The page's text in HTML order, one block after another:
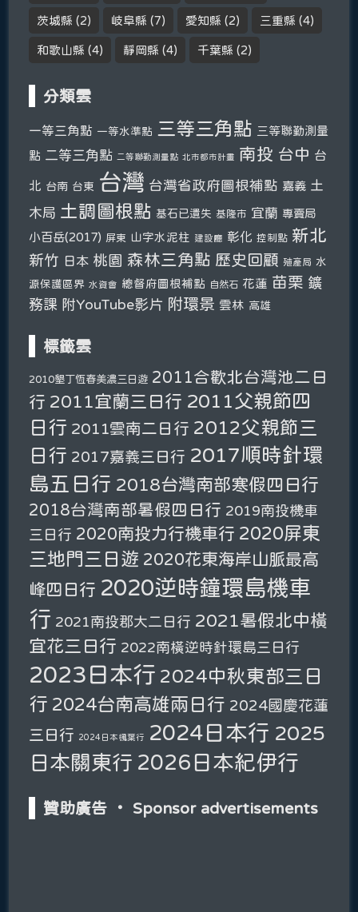
茨城縣 (2) 岐阜縣 (7) 愛知縣 (2) 三重縣 (4)
和歌山縣 (4) 靜岡縣 (4) 千葉縣 (2)
分類雲
一等三角點 一等水準點 三等三角點 三等聯勤測量
點 二等三角點 二等聯勤測量點 北市都市計畫 南投 台中 台
北 台南 台東 台灣 台灣省政府圖根補點 嘉義 土
木局 土調圖根點 基石已遺失 基隆市 宜蘭 專賣局
小百岳(2017) 屏東 山字水泥柱 建設廳 彰化 控制點 新北
新竹 日本 桃園 森林三角點 歷史回顧 殖產局
水
源保護區界 水資會 總督府圖根補點 自然石 花蓮 苗栗 鑛
務課 附YouTube影片 附環景 雲林 高雄
標籤雲
2010墾丁恆春美濃三日遊 2011合歡北台灣池二日
行 2011宜蘭三日行 2011父親節四
日行 2011雲南二日行 2012父親節三
日行 2017嘉義三日行 2017順時針環
島五日行 2018台灣南部寒假四日行
2018台灣南部暑假四日行 2019南投機車
三日行 2020南投力行機車行 2020屏東
三地門三日遊 2020花東海岸山脈最高
峰四日行 2020逆時鐘環島機車
行 2021南投郡大二日行 2021暑假北中橫
宜花三日行 2022南橫逆時針環島三日行
2023日本行 2024中秋東部三日
行 2024台南高雄兩日行 2024國慶花蓮
三日行 2024日本楓葉行 2024日本行 2025
日本關東行 2026日本紀伊行
贊助廣告 ‧ Sponsor advertisements